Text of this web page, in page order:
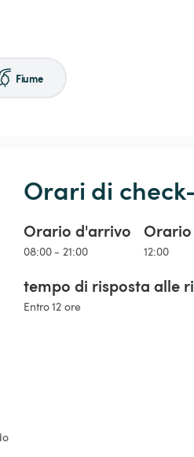
Fiume
Orari di
Orario d'arrivo
08:00 - 21:00 12:00
tempo di risposta alle
Entro 12 ore